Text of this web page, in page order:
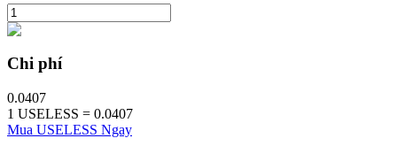
Chi phí
0.0407
1 USELESS = 0.0407
Mua USELESS Ngay